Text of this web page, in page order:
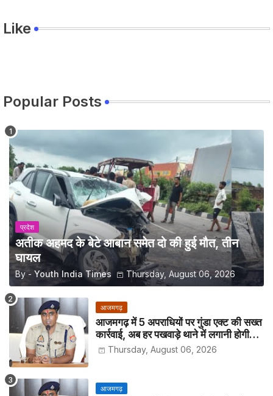
Like
Popular Posts
प्रदेश
अतीक अहमद के बेटे आबान समेत दो की हुई मौत, तीन
घायल
By - Youth India Times Thursday, August 06, 2026
आजमगढ़
आजमगढ़ में 5 अपराधियों पर गुंडा एक्ट की सख्त
कार्रवाई, अब हर पखवाड़े थाने में लगानी होगी
हाजिरीThursday, August 06, 2026
आजमगढ़